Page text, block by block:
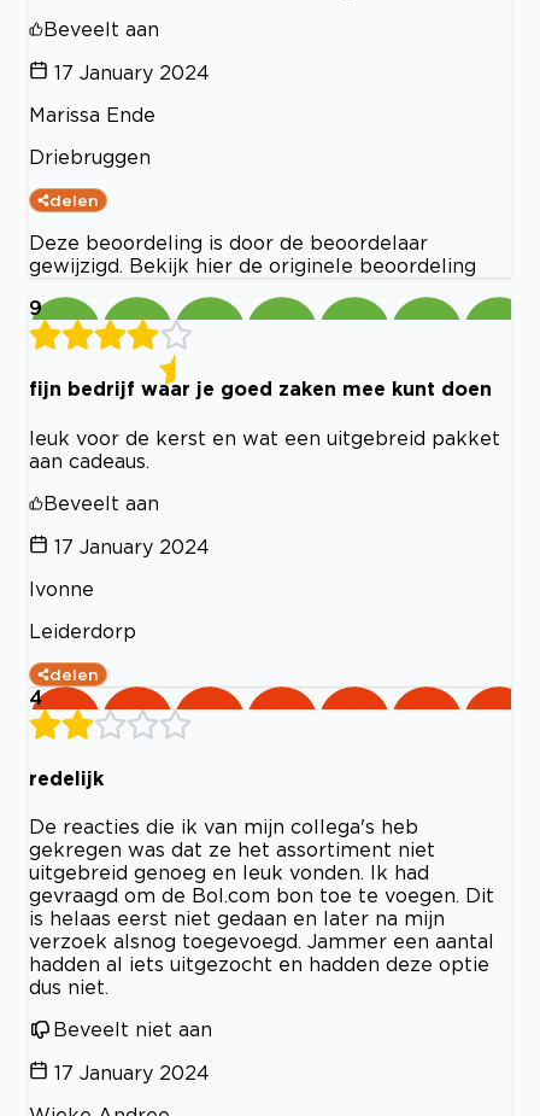
Beveelt aan
17 January 2024
Marissa Ende
Driebruggen
delen
Deze beoordeling is door de beoordelaar
gewijzigd. Bekijk hier de originele beoordeling
9
fijn bedrijf waar je goed zaken mee kunt doen
leuk voor de kerst en wat een uitgebreid pakket
aan cadeaus.
Beveelt aan
17 January 2024
Ivonne
Leiderdorp
delen
4
redelijk
De reacties die ik van mijn collega's heb
gekregen was dat ze het assortiment niet
uitgebreid genoeg en leuk vonden. Ik had
gevraagd om de Bol.com bon toe te voegen. Dit
is helaas eerst niet gedaan en later na mijn
verzoek alsnog toegevoegd. Jammer een aantal
hadden al iets uitgezocht en hadden deze optie
dus niet.
Beveelt niet aan
17 January 2024